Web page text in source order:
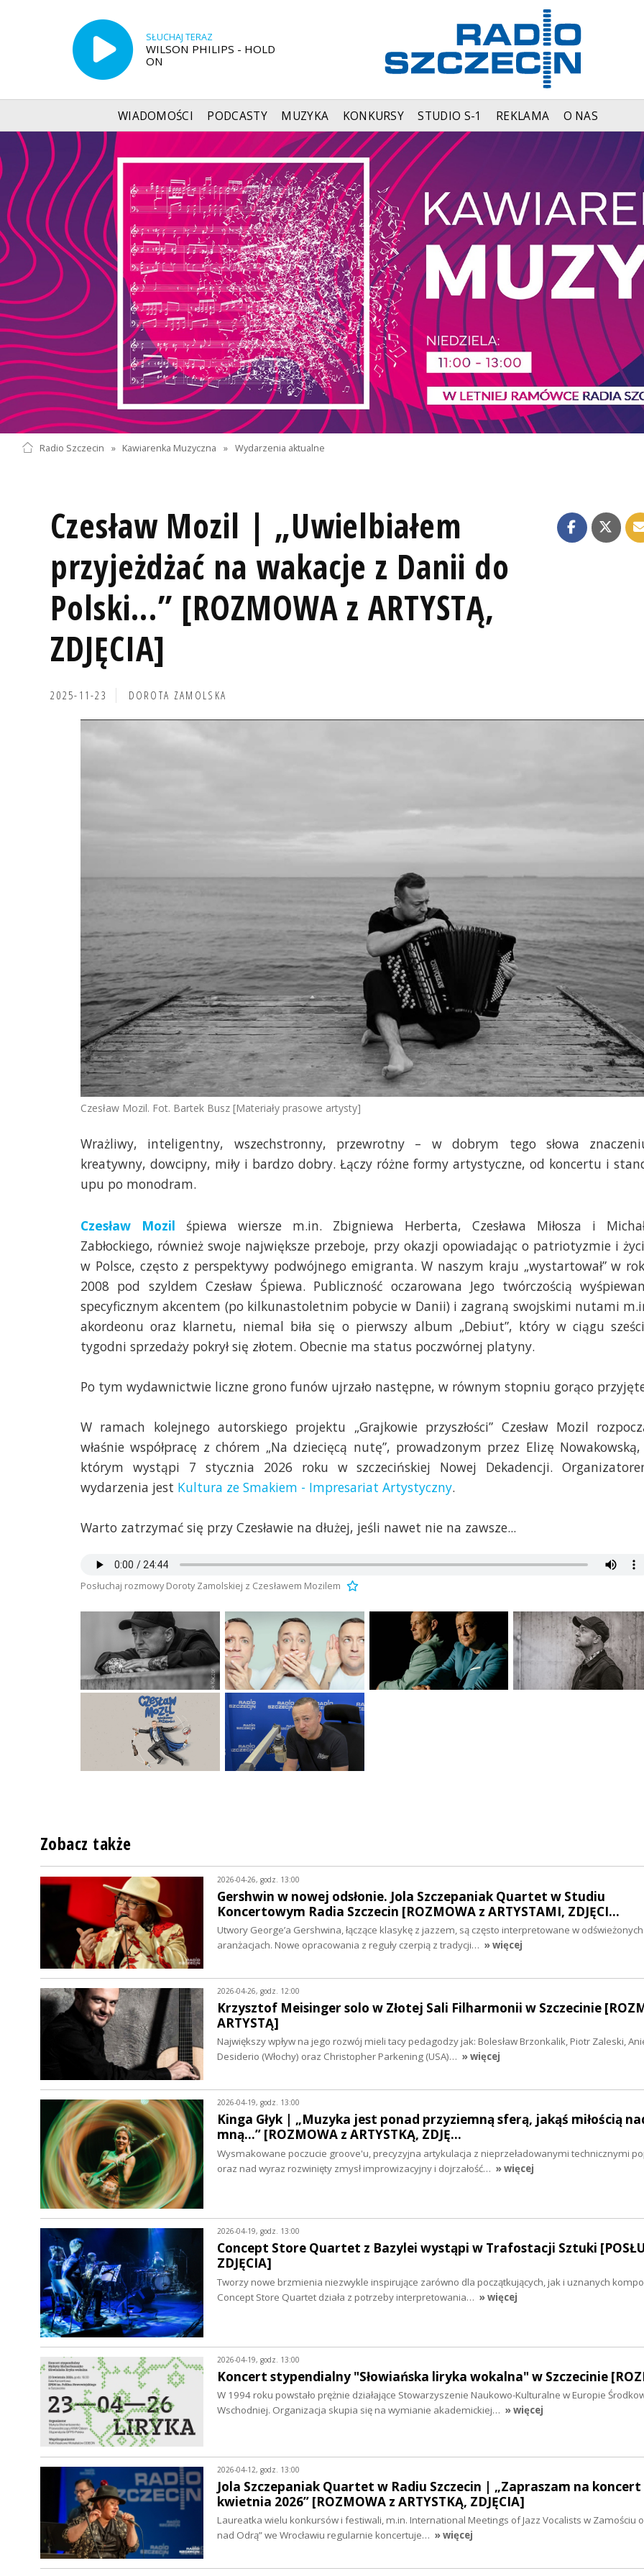
SŁUCHAJ TERAZ
WILSON PHILIPS - HOLD
ON
WIADOMOŚCI PODCASTY MUZYKA KONKURSY STUDIO S-1 REKLAMA O NAS
Radio Szczecin » Kawiarenka Muzyczna » Wydarzenia aktualne
Czesław Mozil | „Uwielbiałem
przyjeżdżać na wakacje z Danii do
Polski...” [ROZMOWA z ARTYSTĄ,
ZDJĘCIA]
2025-11-23 DOROTA ZAMOLSKA
Czesław Mozil. Fot. Bartek Busz [Materiały prasowe artysty]
Wrażliwy, inteligentny, wszechstronny, przewrotny – w dobrym tego słowa
kreatywny, dowcipny, miły i bardzo dobry. Łączy różne formy artystyczne, od koncertu i
upu po monodram.
Czesław Mozil śpiewa wiersze m.in. Zbigniewa Herberta, Czesława Miłosza i
Zabłockiego, również swoje największe przeboje, przy okazji opowiadając o patriotyzmie i
w Polsce, często z perspektywy podwójnego emigranta. W naszym kraju „wystartował” w
2008 pod szyldem Czesław Śpiewa. Publiczność oczarowana Jego twórczością
specyficznym akcentem (po kilkunastoletnim pobycie w Danii) i zagraną swojskimi nutami
akordeonu oraz klarnetu, niemal biła się o pierwszy album „Debiut”, który w ciągu
tygodni sprzedaży pokrył się złotem. Obecnie ma status poczwórnej platyny.
Po tym wydawnictwie liczne grono funów ujrzało następne, w równym stopniu gorąco
W ramach kolejnego autorskiego projektu „Grajkowie przyszłości” Czesław Mozil
właśnie współpracę z chórem „Na dziecięcą nutę”, prowadzonym przez Elizę
którym wystąpi 7 stycznia 2026 roku w szczecińskiej Nowej Dekadencji.
wydarzenia jest Kultura ze Smakiem - Impresariat Artystyczny.
Warto zatrzymać się przy Czesławie na dłużej, jeśli nawet nie na zawsze...
Posłuchaj rozmowy Doroty Zamolskiej z Czesławem Mozilem
Zobacz także
2026-04-26, godz. 13:00
Gershwin w nowej odsłonie. Jola Szczepaniak Quartet w Studiu
Koncertowym Radia Szczecin [ROZMOWA z ARTYSTAMI, ZDJĘCI…
Utwory George’a Gershwina, łączące klasykę z jazzem, są często interpretowane w odświeżonych
aranżacjach. Nowe opracowania z reguły czerpią z tradycji… » więcej
2026-04-26, godz. 12:00
Krzysztof Meisinger solo w Złotej Sali Filharmonii w Szczecinie
ARTYSTĄ]
Największy wpływ na jego rozwój mieli tacy pedagodzy jak: Bolesław Brzonkalik, Piotr Zaleski,
Desiderio (Włochy) oraz Christopher Parkening (USA)… » więcej
2026-04-19, godz. 13:00
Kinga Głyk | „Muzyka jest ponad przyziemną sferą, jakąś miłością
mną...” [ROZMOWA z ARTYSTKĄ, ZDJĘ…
Wysmakowane poczucie groove'u, precyzyjna artykulacja z nieprzeładowanymi technicznymi
oraz nad wyraz rozwinięty zmysł improwizacyjny i dojrzałość… » więcej
2026-04-19, godz. 13:00
Concept Store Quartet z Bazylei wystąpi w Trafostacji Sztuki
ZDJĘCIA]
Tworzy nowe brzmienia niezwykle inspirujące zarówno dla początkujących, jak i uznanych
Concept Store Quartet działa z potrzeby interpretowania… » więcej
2026-04-19, godz. 13:00
Koncert stypendialny "Słowiańska liryka wokalna" w Szczecinie
W 1994 roku powstało prężnie działające Stowarzyszenie Naukowo-Kulturalne w Europie
Wschodniej. Organizacja skupia się na wymianie akademickiej… » więcej
2026-04-12, godz. 13:00
Jola Szczepaniak Quartet w Radiu Szczecin | „Zapraszam na koncert
kwietnia 2026” [ROZMOWA z ARTYSTKĄ, ZDJĘCIA]
Laureatka wielu konkursów i festiwali, m.in. International Meetings of Jazz Vocalists w Zamościu
nad Odrą” we Wrocławiu regularnie koncertuje… » więcej